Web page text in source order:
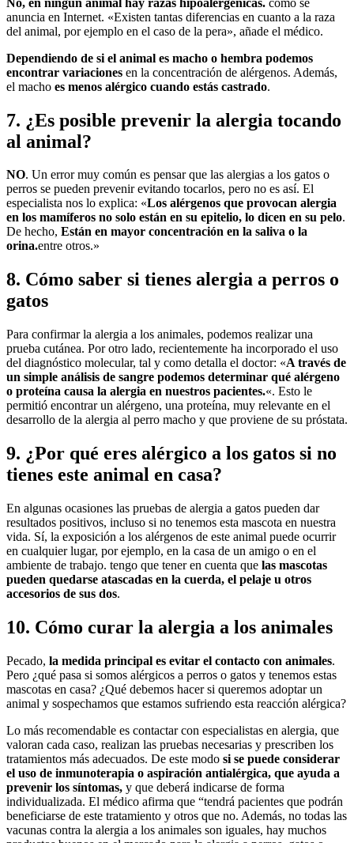
anuncia en Internet. «Existen tantas diferencias en cuanto a la raza
del animal, por ejemplo en el caso de la pera», añade el médico.
Dependiendo de si el animal es macho o hembra podemos
encontrar variaciones en la concentración de alérgenos. Además,
el macho es menos alérgico cuando estás castrado.
7. ¿Es posible prevenir la alergia tocando
al animal?
NO. Un error muy común es pensar que las alergias a los gatos o
perros se pueden prevenir evitando tocarlos, pero no es así. El
especialista nos lo explica: «Los alérgenos que provocan alergia
en los mamíferos no solo están en su epitelio, lo dicen en su pelo.
De hecho, Están en mayor concentración en la saliva o la
orina.entre otros.»
8. Cómo saber si tienes alergia a perros o
gatos
Para confirmar la alergia a los animales, podemos realizar una
prueba cutánea. Por otro lado, recientemente ha incorporado el uso
del diagnóstico molecular, tal y como detalla el doctor: «A través de
un simple análisis de sangre podemos determinar qué alérgeno
o proteína causa la alergia en nuestros pacientes.«. Esto le
permitió encontrar un alérgeno, una proteína, muy relevante en el
desarrollo de la alergia al perro macho y que proviene de su próstata.
9. ¿Por qué eres alérgico a los gatos si no
tienes este animal en casa?
En algunas ocasiones las pruebas de alergia a gatos pueden dar
resultados positivos, incluso si no tenemos esta mascota en nuestra
vida. Sí, la exposición a los alérgenos de este animal puede ocurrir
en cualquier lugar, por ejemplo, en la casa de un amigo o en el
ambiente de trabajo. tengo que tener en cuenta que las mascotas
pueden quedarse atascadas en la cuerda, el pelaje u otros
accesorios de sus dos.
10. Cómo curar la alergia a los animales
Pecado, la medida principal es evitar el contacto con animales.
Pero ¿qué pasa si somos alérgicos a perros o gatos y tenemos estas
mascotas en casa? ¿Qué debemos hacer si queremos adoptar un
animal y sospechamos que estamos sufriendo esta reacción alérgica?
Lo más recomendable es contactar con especialistas en alergia, que
valoran cada caso, realizan las pruebas necesarias y prescriben los
tratamientos más adecuados. De este modo si se puede considerar
el uso de inmunoterapia o aspiración antialérgica, que ayuda a
prevenir los síntomas, y que deberá indicarse de forma
individualizada. El médico afirma que “tendrá pacientes que podrán
beneficiarse de este tratamiento y otros que no. Además, no todas las
vacunas contra la alergia a los animales son iguales, hay muchos